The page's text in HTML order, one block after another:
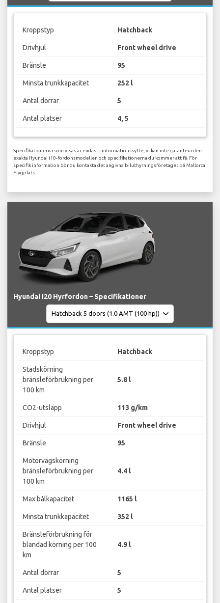
Kroppstyp Hatchback
Drivhjul Front wheel drive
Bränsle 95
Minsta trunkkapacitet 252 l
Antal dörrar 5
Antal platser 4, 5
Specifikationerna som visas är endast i informationssyfte, vi kan inte garantera den
exakta Hyundai i10-fordonsmodellen och specifikationerna du kommer att få. För
specifik information bör du kontakta det angivna biluthyrningsföretaget på Mallorca
Flygplats.
Hyundai i20 Hyrfordon – Specifikationer
Kroppstyp Hatchback
Stadskörning
bränsleförbrukning per
100 km
5.8 l
CO2-utsläpp 113 g/km
Drivhjul Front wheel drive
Bränsle 95
Motorvägskörning
bränsleförbrukning per
100 km
4.4 l
Max bålkapacitet 1165 l
Minsta trunkkapacitet 352 l
Bränsleförbrukning för
blandad körning per 100
km
4.9 l
Antal dörrar 5
Antal platser 5